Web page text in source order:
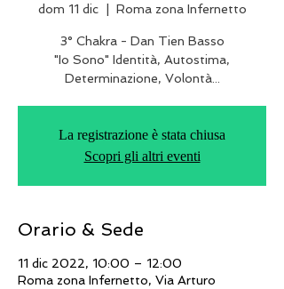
dom 11 dic
  |
Roma zona Infernetto
3° Chakra - Dan Tien Basso
"Io Sono" Identità, Autostima,
Determinazione, Volontà...
La registrazione è stata chiusa
Scopri gli altri eventi
Orario & Sede
11 dic 2022, 10:00 – 12:00
Roma zona Infernetto, Via Arturo